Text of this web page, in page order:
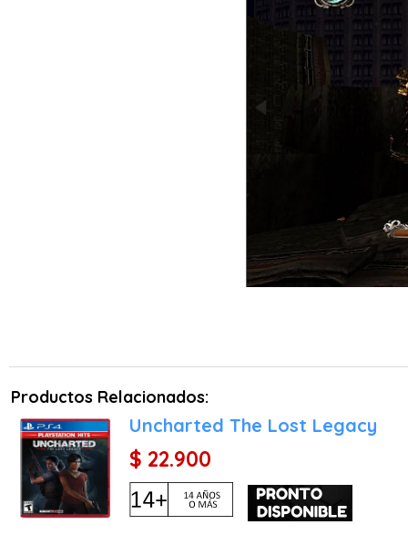
Productos Relacionados:
Uncharted The Lost Legacy
$ 22.900